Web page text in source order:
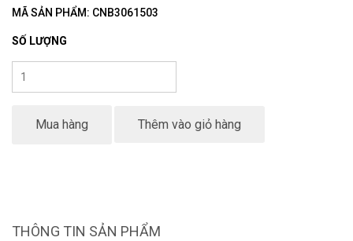
MÃ SẢN PHẨM: CNB3061503
SỐ LƯỢNG
Mua hàng Thêm vào giỏ hàng
THÔNG TIN SẢN PHẨM